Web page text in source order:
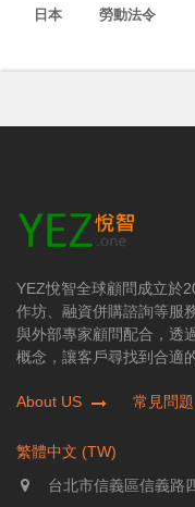
日本 勞動法令
YEZ悅智全球顧問成立於
作坊、融資併購諮詢等服
與外部專家顧問配合，透
概念，讓客戶尋找到合適
About US 常見問題
繁體中文 (TW)
台北市信義區信義路